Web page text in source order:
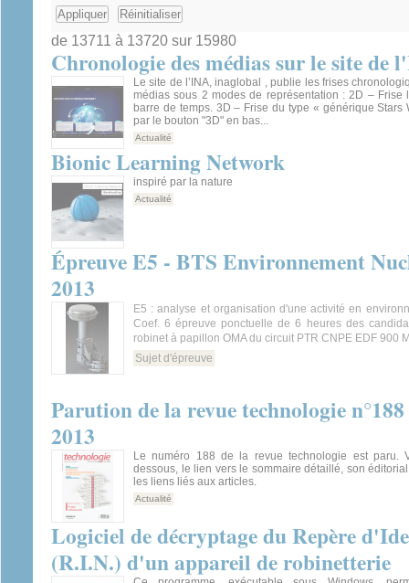
de 13711 à 13720 sur 15980
Chronologie des médias sur le site de
Le site de l’INA, inaglobal , publie les frises
médias sous 2 modes de représentation : 2D – Frise
barre de temps. 3D – Frise du type « générique Stars
par le bouton "3D" en bas...
Actualité
Bionic Learning Network
inspiré par la nature
Actualité
Épreuve E5 - BTS Environnement
2013
E5 : analyse et organisation d'une activité en
Coef. 6 épreuve ponctuelle de 6 heures des
robinet à papillon OMA du circuit PTR CNPE EDF 900
Sujet d'épreuve
Parution de la revue technologie
2013
Le numéro 188 de la revue technologie est paru.
dessous, le lien vers le sommaire détaillé, son
les liens liés aux articles.
Actualité
Logiciel de décryptage du Repère
(R.I.N.) d'un appareil de robinetterie